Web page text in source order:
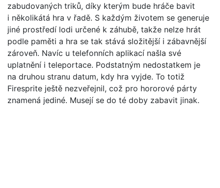
zabudovaných triků, díky kterým bude hráče bavit
i několikátá hra v řadě. S každým životem se generuje
jiné prostředí lodi určené k záhubě, takže nelze hrát
podle paměti a hra se tak stává složitější i zábavnější
zároveň. Navíc u telefonních aplikací našla své
uplatnění i teleportace. Podstatným nedostatkem je
na druhou stranu datum, kdy hra vyjde. To totiž
Firesprite ještě nezveřejnil, což pro hororové párty
znamená jediné. Musejí se do té doby zabavit jinak.